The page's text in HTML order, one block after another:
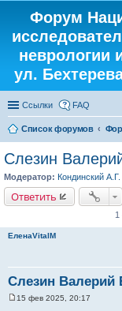
Форум
неврологии
ул.
Ссылки FAQ
Список форумов
Слезин
Модератор: Кондинский А.Г.
Ответить
1
ЕленаVitalM
Слезин Валерий
15 фев 2025, 20:17